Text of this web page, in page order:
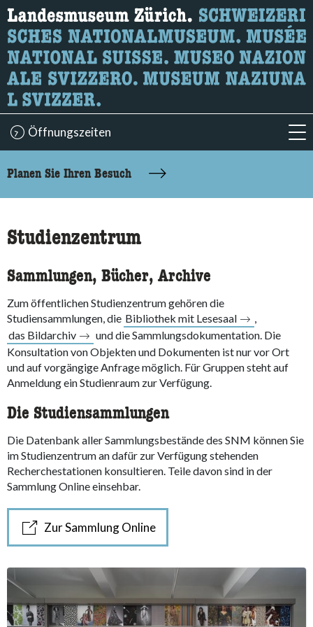
Wonach suchen Sie?
Hier können Sie nach Inhalten der Seite suchen.
Öffnungszeiten
Planen Sie Ihren Besuch
Studienzentrum
Sammlungen, Bücher, Archive
Zum öffentlichen Studienzentrum gehören die
Studiensammlungen, die Bibliothek mit Lesesaal
,
das Bildarchiv
und die Sammlungsdokumentation. Die
Konsultation von Objekten und Dokumenten ist nur vor Ort
und auf vorgängige Anfrage möglich. Für Gruppen steht auf
Anmeldung ein Studienraum zur Verfügung.
Die Studiensammlungen
Die Datenbank aller Sammlungsbestände des SNM können Sie
im Studienzentrum an dafür zur Verfügung stehenden
Recherchestationen konsultieren. Teile davon sind in der
Sammlung Online einsehbar.
Zur Sammlung Online